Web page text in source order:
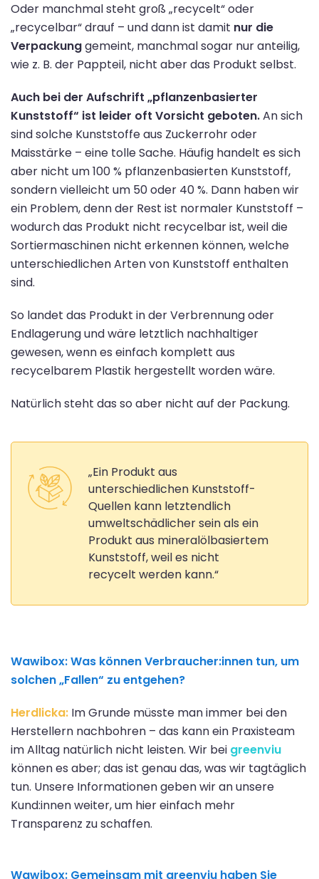
Oder manchmal steht groß „recycelt“ oder
„recycelbar“ drauf – und dann ist damit nur die
Verpackunggemeint, manchmal sogar nur anteilig,
wie z. B. der Pappteil, nicht aber das Produkt selbst.
Auch bei der Aufschrift „pflanzenbasierter
Kunststoff“ ist leider oft Vorsicht geboten.An sich
sind solche Kunststoffe aus Zuckerrohr oder
Maisstärke – eine tolle Sache. Häufig handelt es sich
aber nicht um 100 % pflanzenbasierten Kunststoff,
sondern vielleicht um 50 oder 40 %. Dann haben wir
ein Problem, denn der Rest ist normaler Kunststoff –
wodurch das Produkt nicht recycelbar ist, weil die
Sortiermaschinen nicht erkennen können, welche
unterschiedlichen Arten von Kunststoff enthalten
sind.
So landet das Produkt in der Verbrennung oder
Endlagerung und wäre letztlich nachhaltiger
gewesen, wenn es einfach komplett aus
recycelbarem Plastik hergestellt worden wäre.
Natürlich steht das so aber nicht auf der Packung.
„Ein Produkt aus
unterschiedlichen Kunststoff-
Quellen kann letztendlich
umweltschädlicher sein als ein
Produkt aus mineralölbasiertem
Kunststoff, weil es nicht
recycelt werden kann.“
Wawibox:Was können Verbraucher:innen tun, um
solchen „Fallen“ zu entgehen?
Herdlicka: Im Grunde müsste man immer bei den
Herstellern nachbohren – das kann ein Praxisteam
im Alltag natürlich nicht leisten. Wir bei greenviu
können es aber; das ist genau das, was wir tagtäglich
tun. Unsere Informationen geben wir an unsere
Kund:innen weiter, um hier einfach mehr
Transparenz zu schaffen.
Wawibox: Gemeinsam mit greenviu haben Sie